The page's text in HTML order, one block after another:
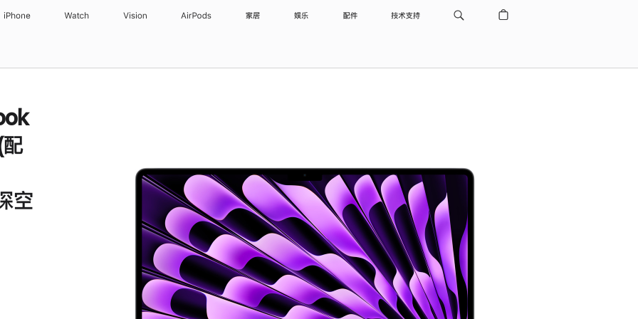
iPhone Watch Vision AirPods 家居 娱乐 配件 技术支持
空